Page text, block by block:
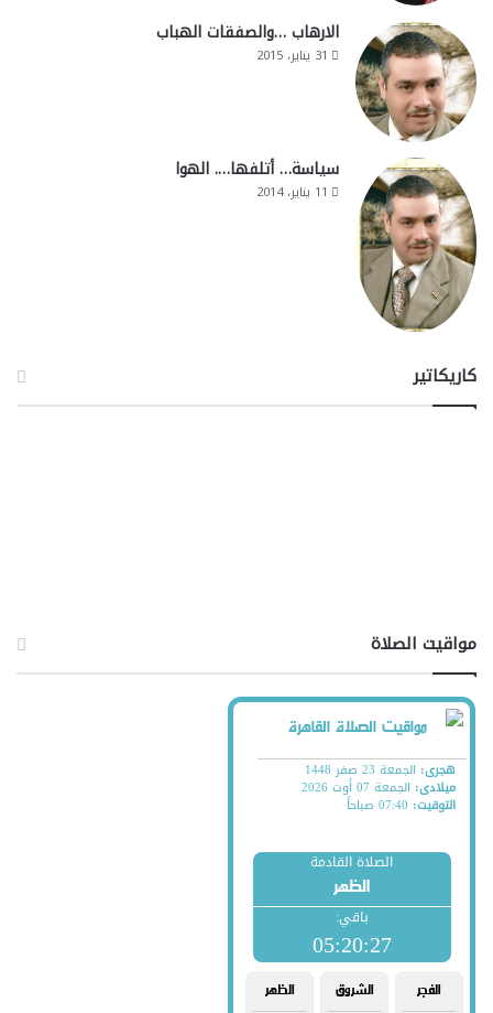
الارهاب …والصفقات الهباب
31 يناير، 2015
سياسة… أتلفها…. الهوا
11 يناير، 2014
كاريكاتير
مواقيت الصلاة